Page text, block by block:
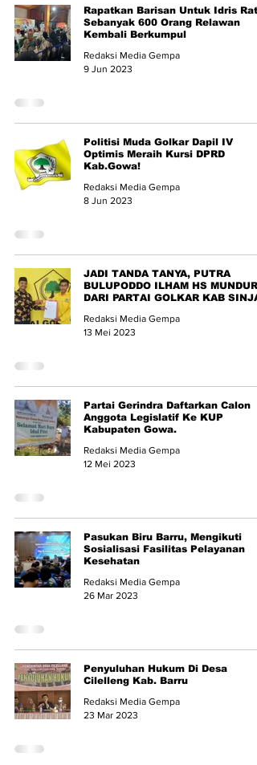
Rapatkan Barisan Untuk Idris
Sebanyak 600 Orang Relawan
Kembali Berkumpul
Redaksi Media Gempa
9 Jun 2023
Politisi Muda Golkar Dapil IV
Optimis Meraih Kursi DPRD
Kab.Gowa!
Redaksi Media Gempa
8 Jun 2023
JADI TANDA TANYA, PUTRA
BULUPODDO ILHAM HS MUNDUR
DARI PARTAI GOLKAR KAB
Redaksi Media Gempa
13 Mei 2023
Partai Gerindra Daftarkan Calon
Anggota Legislatif Ke KUP
Kabupaten Gowa.
Redaksi Media Gempa
12 Mei 2023
Pasukan Biru Barru, Mengikuti
Sosialisasi Fasilitas Pelayanan
Kesehatan
Redaksi Media Gempa
26 Mar 2023
Penyuluhan Hukum Di Desa
Cilelleng Kab. Barru
Redaksi Media Gempa
23 Mar 2023